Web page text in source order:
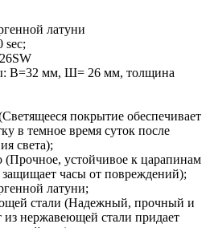
латуни
sec;
В=32 мм, Ш= 26 мм, толщина
покрытие обеспечивает
в темное время суток после
света);
(Прочное, устойчивое к царапинам
защищает часы от повреждений);
латуни;
стали (Надежный, прочный и
из нержавеющей стали придает